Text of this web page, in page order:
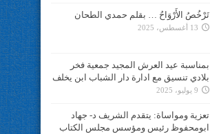
تَرْخُصُ الأَرْوَاحُ … بقلم حمدي الطحان
13 أغسطس، 2025
بمناسبة عيد العرش المجيد جمعية فخر
بلادي تنسيق مع ادارة دار الشباب ابن يخلف
9 يوليو، 2025
تعزية ومواساة: يتقدم الشريف د- جهاد
ابومحفوظ رئيس ومؤسس مجلس الكتاب